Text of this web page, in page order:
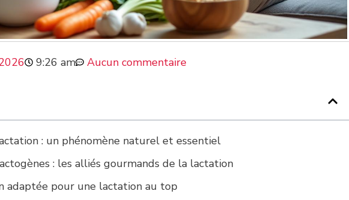
9:26 am Aucun commentaire
: un phénomène naturel et essentiel
: les alliés gourmands de la lactation
adaptée pour une lactation au top